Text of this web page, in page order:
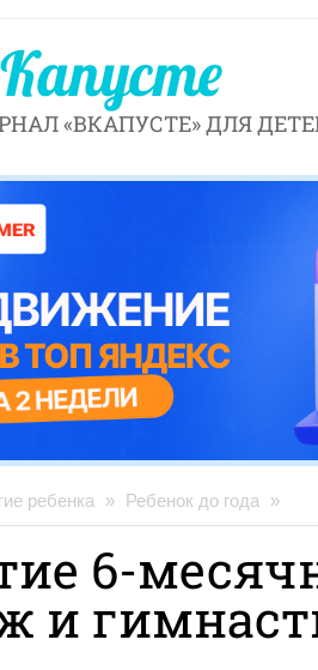
«ВКАПУСТЕ» ДЛЯ
ребенка » Ребенок до года »
6-
и